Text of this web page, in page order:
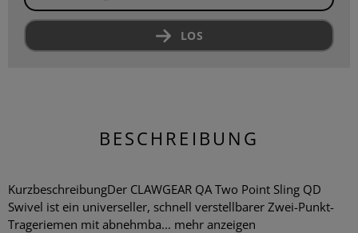
LOS
BESCHREIBUNG
KurzbeschreibungDer CLAWGEAR QA Two Point Sling QD
Swivel ist ein universeller, schnell verstellbarer Zwei-Punkt-
Trageriemen mit abnehmba... mehr anzeigen